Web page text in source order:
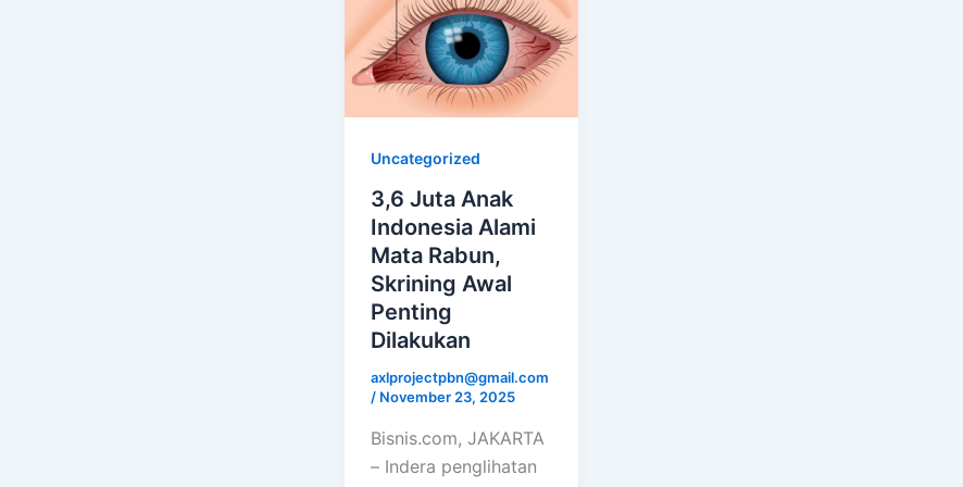
Uncategorized
3,6 Juta Anak
Indonesia Alami
Mata Rabun,
Skrining Awal
Penting
Dilakukan
axlprojectpbn@gmail.com
/ November 23, 2025
Bisnis.com, JAKARTA
– Indera penglihatan